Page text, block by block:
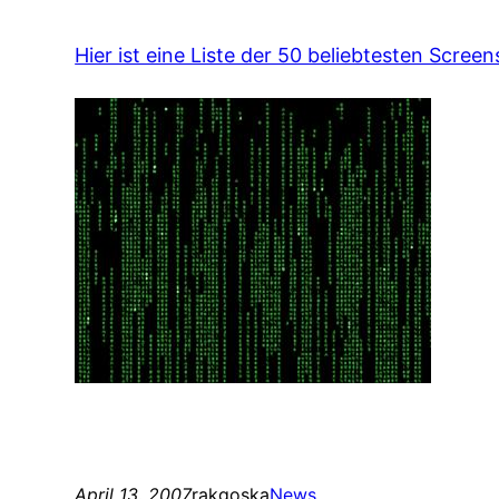
Hier ist eine Liste der 50 beliebtesten